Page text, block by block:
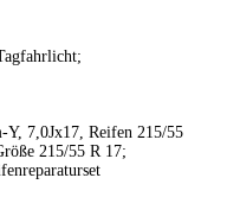
7,0Jx17, Reifen 215/55
215/55 R 17;